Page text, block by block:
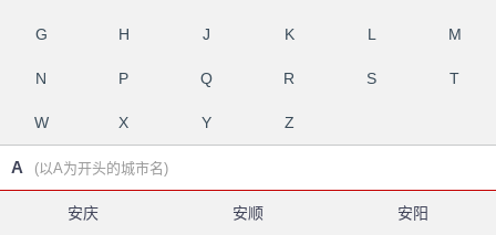
G H J K L M
N P Q R S T
W X Y Z
A (以A为开头的城市名)
安庆 安顺 安阳